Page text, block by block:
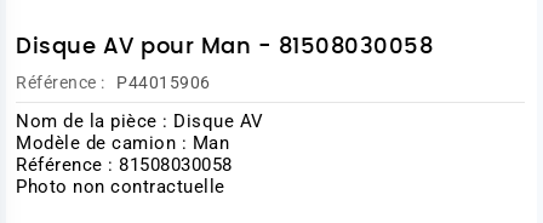
Disque AV pour Man - 81508030058
Référence : P44015906
Nom de la pièce : Disque AV
Modèle de camion : Man
Référence : 81508030058
Photo non contractuelle